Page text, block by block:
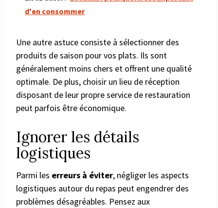
d'en consommer
Une autre astuce consiste à sélectionner des
produits de saison pour vos plats. Ils sont
généralement moins chers et offrent une qualité
optimale. De plus, choisir un lieu de réception
disposant de leur propre service de restauration
peut parfois être économique.
Ignorer les détails
logistiques
Parmi les erreurs à éviter, négliger les aspects
logistiques autour du repas peut engendrer des
problèmes désagréables. Pensez aux